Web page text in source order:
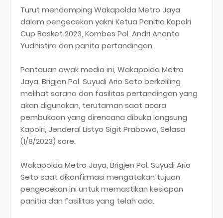
Turut mendamping Wakapolda Metro Jaya
dalam pengecekan yakni Ketua Panitia Kapolri
Cup Basket 2023, Kombes Pol. Andri Ananta
Yudhistira dan panita pertandingan.
Pantauan awak media ini, Wakapolda Metro
Jaya, Brigjen Pol. Suyudi Ario Seto berkeliling
melihat sarana dan fasilitas pertandingan yang
akan digunakan, terutaman saat acara
pembukaan yang direncana dibuka langsung
Kapolri, Jenderal Listyo Sigit Prabowo, Selasa
(1/8/2023) sore.
Wakapolda Metro Jaya, Brigjen Pol. Suyudi Ario
Seto saat dikonfirmasi mengatakan tujuan
pengecekan ini untuk memastikan kesiapan
panitia dan fasilitas yang telah ada.